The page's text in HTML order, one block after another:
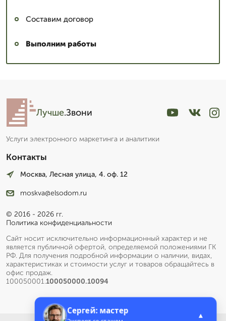
Составим договор
Выполним работы
Лучше.Звони
Услуги электронного маркетинга и аналитики
Контакты
Москва, Лесная улица, 4. оф. 12
moskva@elsodom.ru
© 2016 - 2026 гг.
Политика конфиденциальности
Сайт носит исключительно информационный характер и не
является публичной офертой, определяемой положениями ГК
РФ. Для получения подробной информации о наличии, видах,
характеристиках и стоимости услуг и товаров обращайтесь в
офис продаж.
100050001.100050000.10094
Сергей: мастер ▲